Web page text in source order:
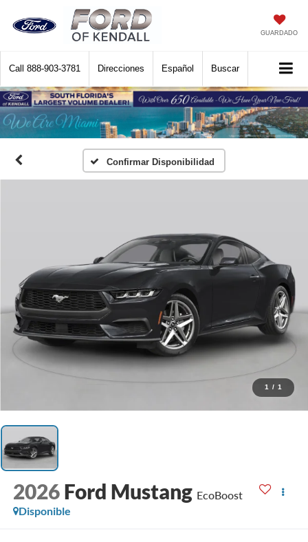
GUARDADO
Call 888-903-3781 Direcciones Español Buscar
Confirmar Disponibilidad
1 / 1
2026 Ford Mustang EcoBoost
Disponible